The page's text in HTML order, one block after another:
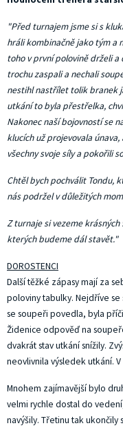
"Před turnajem jsme si s
hráli kombinačně jako tým a
toho v první polovině drželi a
trochu zaspali a nechali
nestihl nastřílet tolik branek
utkání to byla přestřelka,
Nakonec naší bojovností se
klucích už projevovala
všechny svoje síly a pokořili
Chtěl bych pochválit Tondu,
nás podržel v důležitých
Z turnaje si vezeme
kterých budeme dál stavět."
DOROSTENCI
Další těžké zápasy mají za
poloviny tabulky. Nejdříve
se soupeři povedla, byla
Židenice odpověď na
dvakrát stav utkání snížily.
neovlivnila výsledek utkání.
Mnohem zajímavější bylo
velmi rychle dostal do
navýšily. Třetinu tak ukončily